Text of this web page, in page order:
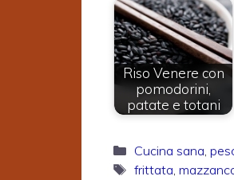
Riso Venere con
pomodorini,
patate e totani
Categorie
Cucina sana
Tag
frittata